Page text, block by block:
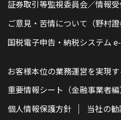
証券取引等監視委員会／情報
ご意見・苦情について（野村證
国税電子申告・納税システム
お客様本位の業務運営を実現
重要情報シート（金融事業者編
個人情報保護方針
当社の